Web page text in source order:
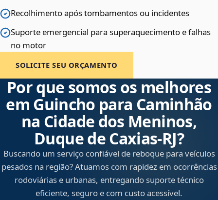
Recolhimento após tombamentos ou incidentes
Suporte emergencial para superaquecimento e falhas
no motor
SOLICITE SEU ORÇAMENTO
Por que somos os melhores
em Guincho para Caminhão
na Cidade dos Meninos,
Duque de Caxias‑RJ?
Buscando um serviço confiável de reboque para veículos
pesados na região? Atuamos com rapidez em ocorrências
rodoviárias e urbanas, entregando suporte técnico
eficiente, seguro e com custo acessível.